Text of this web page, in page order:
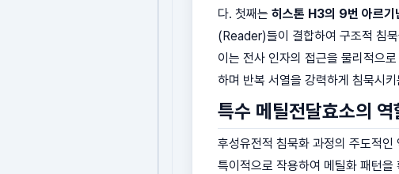
다. 첫째는 히스톤 H3의 9번 아르
(Reader)들이 결합하여 구조적 침
이는 전사 인자의 접근을 물리적으
하며 반복 서열을 강력하게 침묵시
특수 메틸전달효소의
후성유전적 침묵화 과정의 주도적
특이적으로 작용하여 메틸화 패턴